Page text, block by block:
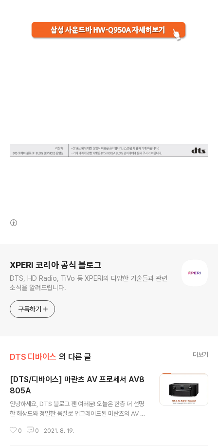
XPERI 코리아 공식 블로그
DTS, HD Radio, TiVo 등 XPERI의 다양한 기술들과 관련
소식을 알려드립니다.
구독하기
DTS 디바이스 의 다른 글 더보기
[DTS/디바이스] 마란츠 AV 프로세서 AV8
805A
안녕하세요, DTS 블로그 팬 여러분! 오늘은 한층 더 선명
한 해상도와 정밀한 음질로 업그레이드된 마란츠의 AV 프
프리미엄 홈 엔터테인먼트 환경을 위한 IMAX Enhanced
0 0 2021. 8. 19.